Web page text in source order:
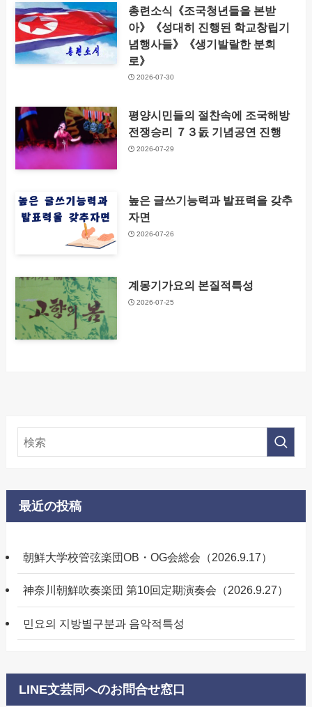
총련소식《조국청년들을 본받
아》《성대히 진행된 학교창립기
념행사들》《생기발랄한 분회
로》
2026-07-30
평양시민들의 절찬속에 조국해방
전쟁승리 ７３돐 기념공연 진행
2026-07-29
높은 글쓰기능력과 발표력을 갖추
자면
2026-07-26
계몽기가요의 본질적특성
2026-07-25
最近の投稿
朝鮮大学校管弦楽団OB・OG会総会（2026.9.17）
神奈川朝鮮吹奏楽団 第10回定期演奏会（2026.9.27）
민요의 지방별구분과 음악적특성
LINE文芸同へのお問合せ窓口